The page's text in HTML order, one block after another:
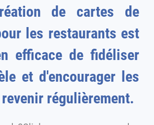
de cartes de
les restaurants est
de fidéliser
et d'encourager les
clients à revenir régulièrement.